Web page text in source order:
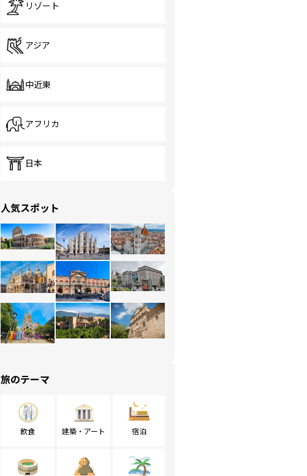
リゾート
アジア
中近東
アフリカ
日本
人気スポット
旅のテーマ
飲食 建築・アート 宿泊